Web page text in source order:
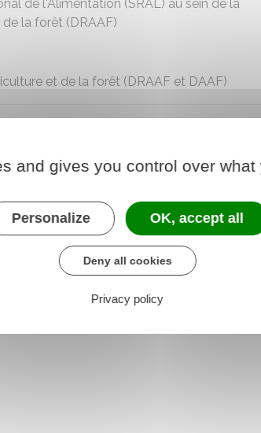
de l'Alimentation (SRAL) au sein de la
la forêt (DRAAF)
et de la forêt (DRAAF et DAAF)
and gives you control over
Personalize OK, accept all
Deny all cookies
Privacy policy